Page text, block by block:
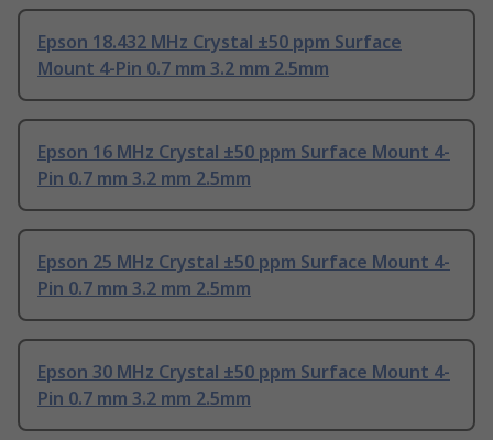
Epson 18.432 MHz Crystal ±50 ppm Surface
Mount 4-Pin 0.7 mm 3.2 mm 2.5mm
Epson 16 MHz Crystal ±50 ppm Surface Mount 4-
Pin 0.7 mm 3.2 mm 2.5mm
Epson 25 MHz Crystal ±50 ppm Surface Mount 4-
Pin 0.7 mm 3.2 mm 2.5mm
Epson 30 MHz Crystal ±50 ppm Surface Mount 4-
Pin 0.7 mm 3.2 mm 2.5mm